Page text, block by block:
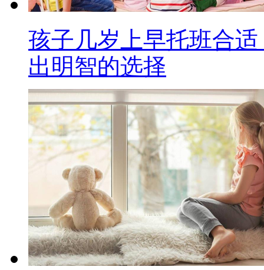
孩子几岁上早托班合
出明智的选择